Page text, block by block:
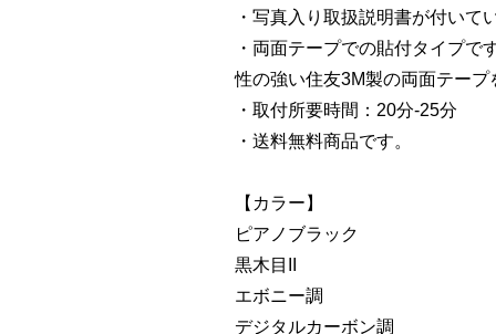
・写真入り取扱説明書が付いて
・両面テープでの貼付タイプ
性の強い住友3M製の両面テー
・取付所要時間：20分-25分
・送料無料商品です。
【カラー】
ピアノブラック
黒木目II
エボニー調
デジタルカーボン調